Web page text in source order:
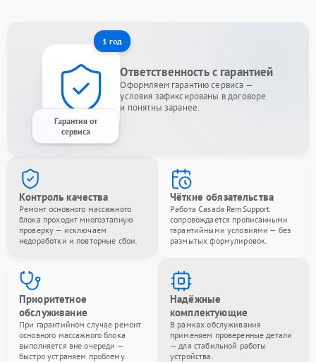
1 год
Гарантия от
сервиса
Ответственность с гарантией
Оформляем гарантию сервиса —
условия зафиксированы в договоре
и понятны заранее.
Контроль качества
Ремонт основного массажного
блока проходит многоэтапную
проверку — исключаем
недоработки и повторные сбои.
Чёткие обязательства
Работа Casada RemSupport
сопровождается прописанными
гарантийными условиями — без
размытых формулировок.
Приоритетное
обслуживание
При гарантийном случае ремонт
основного массажного блока
выполняется вне очереди —
быстро устраняем проблему.
Надёжные
комплектующие
В рамках обслуживания
применяем проверенные детали
— для стабильной работы
устройства.